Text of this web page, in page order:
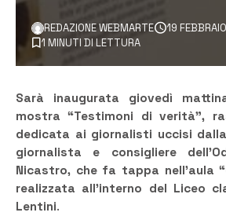
REDAZIONE WEBMARTE 19
1 MINUTI DI LETTURA
Sarà inaugurata giovedì
mostra “Testimoni di verità”,
dedicata ai giornalisti uccisi
giornalista e consigliere
Nicastro, che fa tappa nell’aula
realizzata all’interno del Liceo
Lentini.